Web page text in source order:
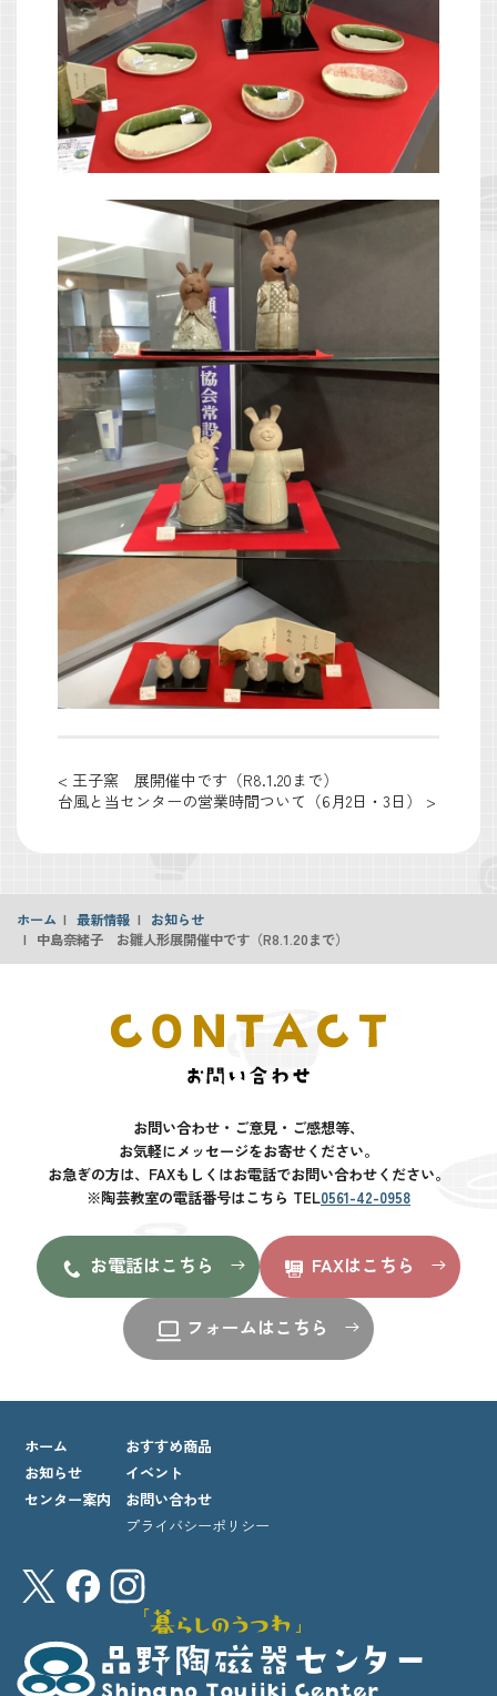
投
ビ
ゲ
< 王子窯 展開催中です（R8.1.20まで）
台風と当センターの営業時間ついて（6月2日・3日） >
ホーム 最新情報
お知らせ
中島奈緒子 お雛人形展開催中です（R8.1.20まで）
お問い合わせ・ご意見・ご感想等、
お気軽にメッセージをお寄せください。
お急ぎの方は、FAXもしくはお電話でお問い合わせください。
※陶芸教室の電話番号はこちら TEL0561-42-0958
お電話はこちら FAXはこちら
フォームはこちら
ホーム
お知らせ
センター案内
おすすめ商品
イベント
お問い合わせ
プライバシーポリシー
外部サイト
サイト情報